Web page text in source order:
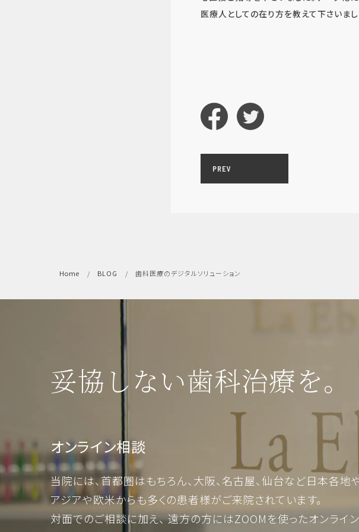
Home BLOG 歯科医療のデジタルソリューション
医療人としての在り方を教えて下さいまし
PREV
妥協しない歯科治療を。
オンライン相談
当院には、首都圏はもちろん、大阪、名古屋、仙台など日本各地
アジアや欧米からも多くの患者様がご来院されています。
対面でのご相談に加え、 遠方の方にはZOOMを使ったオンライ